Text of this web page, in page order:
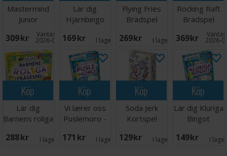
Mastermind
Junior
Brädspel
309 SEK Väntas in:
2026-09-30
Lär dig
Hjärnbingo
169 SEK I lager: 1
Flying Fries
Brädspel
269 SEK I lager: 2
Rocking Raft
Brädspel
369 SEK 2026-
Köp
Lär dig
Barnens roliga
288 SEK I lager:
Köp
Vi lærer oss
Puslemoro -
171 SEK I lager:
Köp
Soda Jerk
Kortspel
129 SEK I lager:
Köp
Lär dig Kluriga
Bingot
149 SEK I